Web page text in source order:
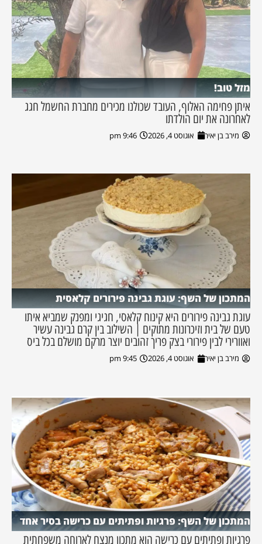
מזל טוב!
איתן פחימה האלוף, העובד שכולנו מכירים מחברת החשמל חגג
לאחרונה את יום הולדתו
מירב בן יאיר אוגוסט 4, 2026 9:46 pm
המתכון של השף: עוגת גבינה פירורים קלאסית
עוגת גבינה פירורים היא קינוח קלאסי, חגיגי ומפנק שמביא איתו
טעם של בית וזיכרונות מתוקים | השילוב בין קרם גבינה עשיר
ואוורירי לבין פירורי בצק פריך זהובים יוצר מרקם מושלם בכל ביס
מירב בן יאיר אוגוסט 4, 2026 9:45 pm
המתכון של השף: פרגיות ופתיתים עם כרישה בסיר אחד
פרגיות ופתיתים עם כרישה הוא מתכון מנצח לארוחה משפחתית